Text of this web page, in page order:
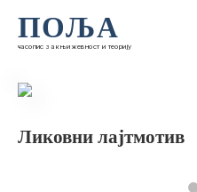
ПОЉА
часопис за књижевност и теорију
Ликовни лајтмотив